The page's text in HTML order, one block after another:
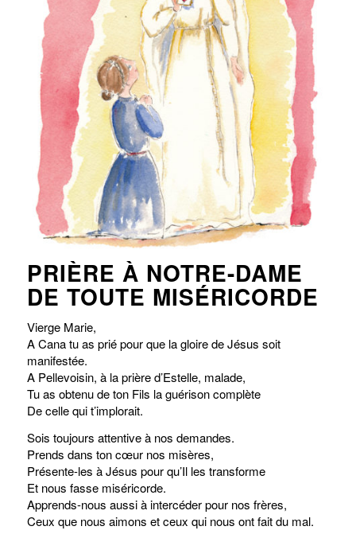
PRIÈRE À NOTRE-DAME
DE TOUTE MISÉRICORDE
Vierge Marie,
A Cana tu as prié pour que la gloire de Jésus soit
manifestée.
A Pellevoisin, à la prière d’Estelle, malade,
Tu as obtenu de ton Fils la guérison complète
De celle qui t’implorait.
Sois toujours attentive à nos demandes.
Prends dans ton cœur nos misères,
Présente-les à Jésus pour qu’Il les transforme
Et nous fasse miséricorde.
Apprends-nous aussi à intercéder pour nos frères,
Ceux que nous aimons et ceux qui nous ont fait du mal.